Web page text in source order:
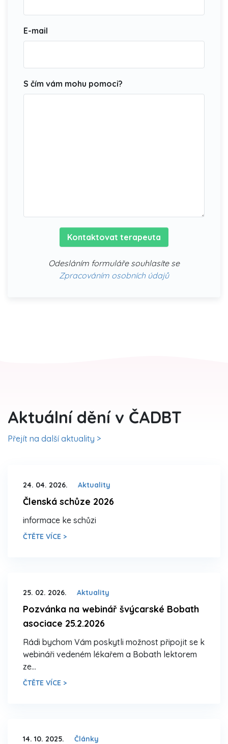
E-mail
S čím vám mohu pomoci?
Kontaktovat terapeuta
Odesláním formuláře souhlasíte se
Zpracováním osobních údajů
Aktuální dění v ČADBT
Přejít na další aktuality >
24. 04. 2026. Aktuality
Členská schůze 2026
informace ke schůzi
ČTĚTE VÍCE >
25. 02. 2026. Aktuality
Pozvánka na webinář švýcarské Bobath
asociace 25.2.2026
Rádi bychom Vám poskytli možnost připojit se k
webináři vedeném lékařem a Bobath lektorem
ze…
ČTĚTE VÍCE >
14. 10. 2025. Články